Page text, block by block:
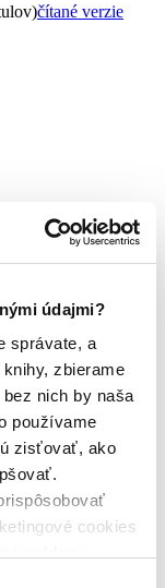
údajmi?
správate, a
zbierame
nich by naša
používame
zisťovať, ako
cookies
čítané verzie
1